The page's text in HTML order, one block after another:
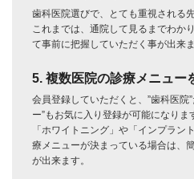
歯科医院選びで、とても重視される先
これまでは、通院して見るまでわか
て事前に把握していただく事が出来ま
5. 複数医院の診療メニュー
会員登録していただくと、”歯科医院
ー”もお気に入り登録が可能になりま
「ホワイトニング」や「インプラン
療メニューが決まっている場合は、
が出来ます。